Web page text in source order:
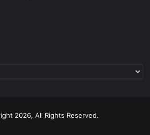
2026, All Rights Reserved.